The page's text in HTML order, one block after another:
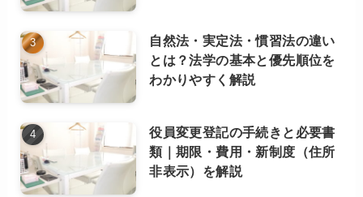
自然法・実定法・慣習法の違い
とは？法学の基本と優先順位を
わかりやすく解説
役員変更登記の手続きと必要書
類｜期限・費用・新制度（住所
非表示）を解説